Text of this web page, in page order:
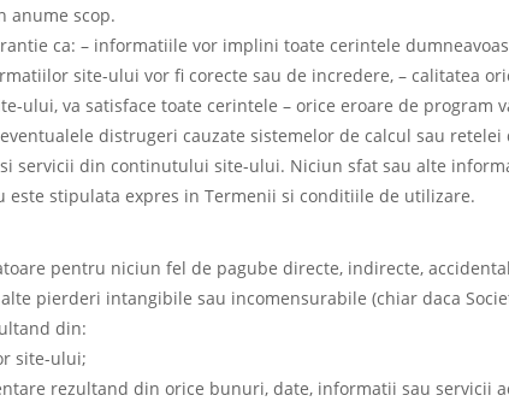
anume scop.
ca: – informatiile vor implini toate cerintele
site-ului vor fi corecte sau de incredere, – calitatea
ului, va satisface toate cerintele – orice eroare de program
distrugeri cauzate sistemelor de calcul sau
servicii din continutului site-ului. Niciun sfat sau alte
stipulata expres in Termenii si conditiile de utilizare.
pentru niciun fel de pagube directe, indirecte,
pierderi intangibile sau incomensurabile (chiar daca
din:
site-ului;
rezultand din orice bunuri, date, informatii sau servicii